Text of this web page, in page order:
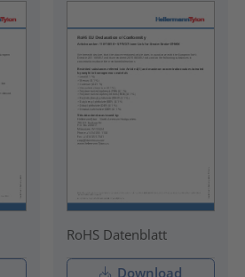
RoHS Datenblatt
Download